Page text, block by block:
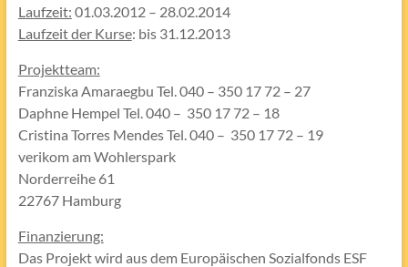
Laufzeit: 01.03.2012 – 28.02.2014
Laufzeit der Kurse: bis 31.12.2013
Projektteam:
Franziska Amaraegbu Tel. 040 – 350 17 72 – 27
Daphne Hempel Tel. 040 – 350 17 72 – 18
Cristina Torres Mendes Tel. 040 – 350 17 72 – 19
verikom am Wohlerspark
Norderreihe 61
22767 Hamburg
Finanzierung:
Das Projekt wird aus dem Europäischen Sozialfonds ESF